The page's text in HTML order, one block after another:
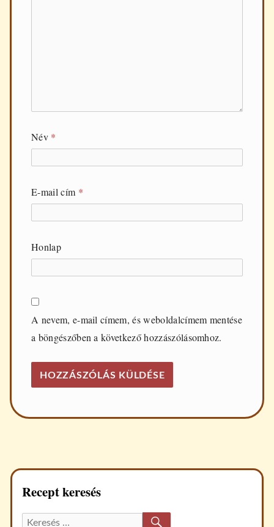
Név *
E-mail cím *
Honlap
A nevem, e-mail címem, és weboldalcímem mentése
a böngészőben a következő hozzászólásomhoz.
Recept keresés
Keresett